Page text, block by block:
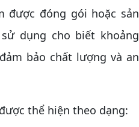
được đóng gói hoặc sản
dụng cho biết khoảng
bảo chất lượng và an
thể hiện theo dạng: